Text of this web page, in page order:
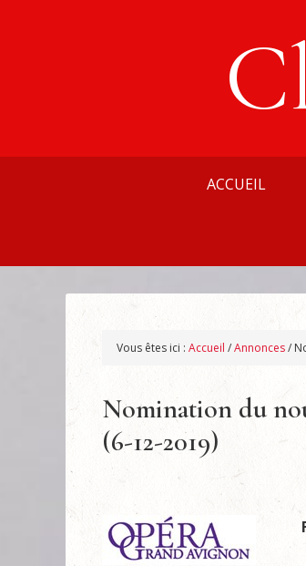
ACCUEIL
Vous êtes ici : Accueil /Annonces/
Nomination du
(6-12-2019)